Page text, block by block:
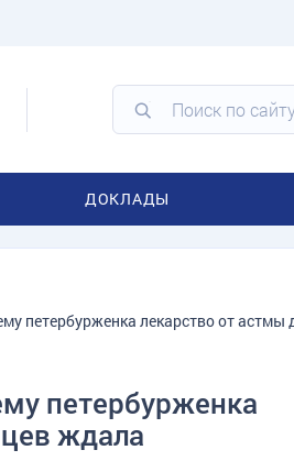
ДОКЛАДЫ
петербурженка лекарство от астмы
петербурженка
ждала